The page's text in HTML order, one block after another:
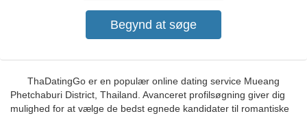
ThaDatingGo er en populær online dating service Mueang
Phetchaburi District, Thailand. Avanceret profilsøgning giver dig
mulighed for at vælge de bedst egnede kandidater til romantiske